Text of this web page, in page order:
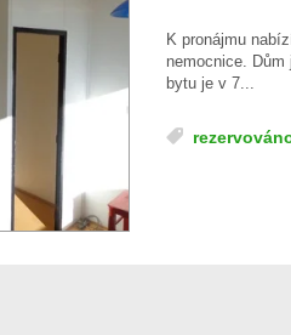
K pronájmu
nemocnice.
bytu je v 7...